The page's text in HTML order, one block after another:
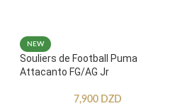
NEW
Souliers de Football Puma
Attacanto FG/AG Jr
7,900 DZD